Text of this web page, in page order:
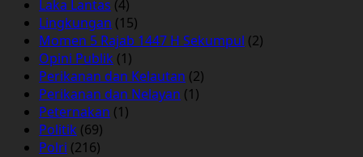
Laka Lantas (4)
Lingkungan (15)
Momen 5 Rajab 1447 H Sekumpul (2)
Opini Publik (1)
Perikanan dan Kelautan (2)
Perikanan dan Nelayan (1)
Peternakan (1)
Politik (69)
Polri (216)